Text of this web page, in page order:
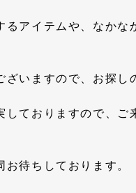
るアイテムや、なかな
ざいますので、お探し
しておりますので、ご
待ちしております。